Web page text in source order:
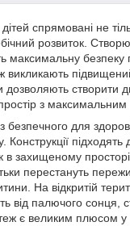
спрямовані не
розвиток.
максимальну безпеку
викликають
дозволяють створити
з
безпечного для
Конструкції підходять
в захищеному
перестануть
На відкритій
від палючого сонця,
є великим плюсом у